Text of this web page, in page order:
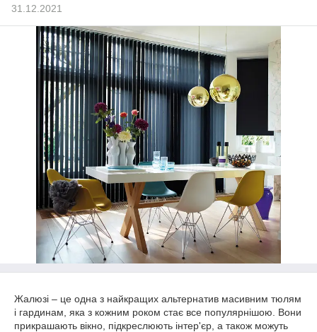
31.12.2021
Жалюзі – це одна з найкращих альтернатив масивним тюлям
і гардинам, яка з кожним роком стає все популярнішою. Вони
прикрашають вікно, підкреслюють інтер'єр, а також можуть